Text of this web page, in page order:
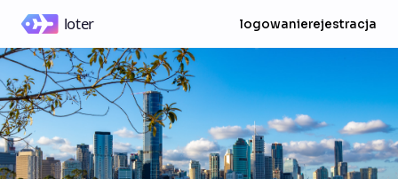
logowanierejestracja